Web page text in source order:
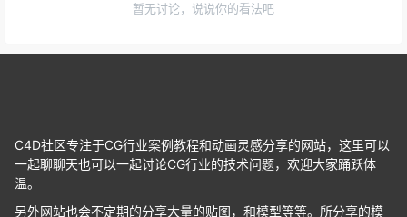
暂无讨论，说说你的看法吧
C4D社区专注于CG行业案例教程和动画灵感分享的网站，这里可以
一起聊聊天也可以一起讨论CG行业的技术问题，欢迎大家踊跃体
温。
另外网站也会不定期的分享大量的贴图，和模型等等。所分享的模